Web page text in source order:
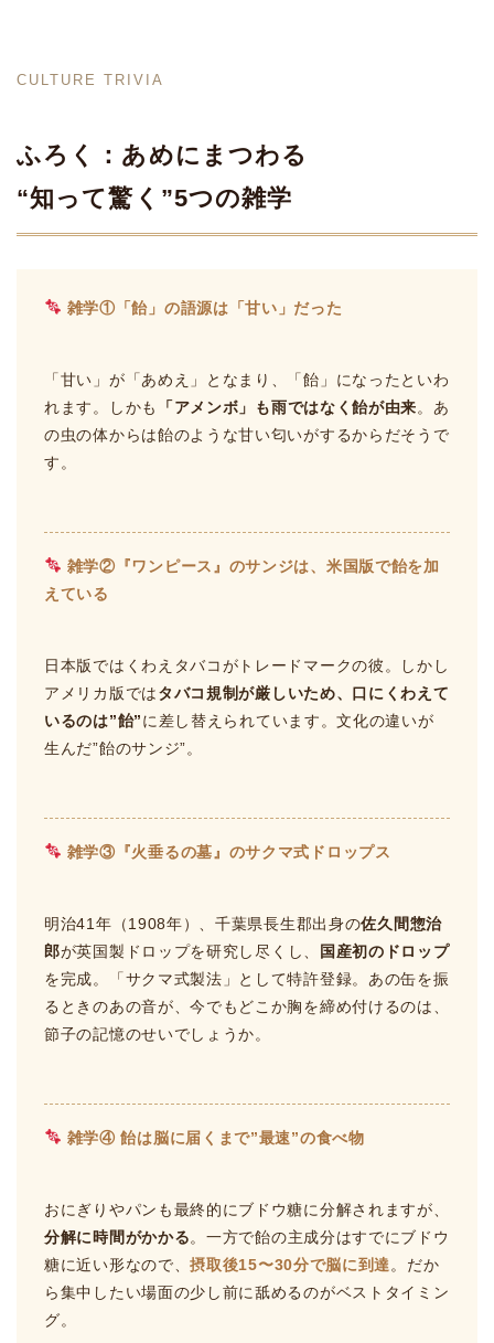
CULTURE TRIVIA
ふろく：あめにまつわる
“知って驚く”5つの雑学
雑学①「飴」の語源は「甘い」だった
「甘い」が「あめえ」となまり、「飴」になったといわ
れます。しかも
「アメンボ」も雨ではなく飴が由来。あ
の虫の体からは飴のような甘い匂いがするからだそうで
す。
雑学②『ワンピース』のサンジは、米国版で飴を加
えている
日本版ではくわえタバコがトレードマークの彼。しかし
アメリカ版ではタバコ規制が厳しいため、口にくわえて
いるのは”飴”に差し替えられています。文化の違いが
生んだ”飴のサンジ”。
雑学③『火垂るの墓』のサクマ式ドロップス
明治41年（1908年）、千葉県長生郡出身の佐久間惣治
郎が英国製ドロップを研究し尽くし、
国産初のドロップ
を完成。「サクマ式製法」として特許登録。あの缶を振
るときのあの音が、今でもどこか胸を締め付けるのは、
節子の記憶のせいでしょうか。
雑学④ 飴は脳に届くまで”最速”の食べ物
おにぎりやパンも最終的にブドウ糖に分解されますが、
分解に時間がかかる。一方で飴の主成分はすでにブドウ
糖に近い形なので、摂取後15〜30分で脳に到達 。だか
ら集中したい場面の少し前に舐めるのがベストタイミン
グ。